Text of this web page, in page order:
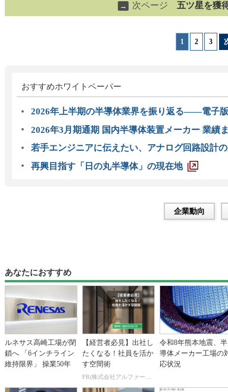
→ 次ページ 五ツ星を獲
1 2 3
おすすめホワイトペーパー
2026年上半期の半導体業界を振り返る――電子
2026年3月期通期 国内半導体装置メーカー 業績
若手エンジニアに伝えたい、アナログ回路設計
再興目指す「日の丸半導体」の現在地
企業動向
あなたにおすすめ
ルネサス高崎工場が閉
鎖へ 「6インチライン
維持限界」 操業50年
【経営者必見】出社し
たくなる！社員を活か
す空間術
PR(株式会社アルファーテクノ)
令和8年熊本地震、半
導体メーカー工場の
応状況